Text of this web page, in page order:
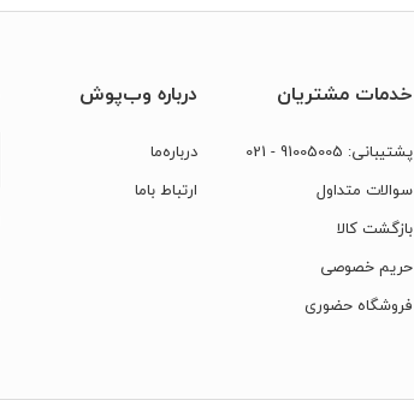
خدمات مشتریان
پشتیبانی: 91005005
- 021
سوالات متداول
بازگشت کالا
حریم خصوصی
فروشگاه حضوری
درباره وب‌پوش
درباره‌ما
ارتباط‌ با‌ما